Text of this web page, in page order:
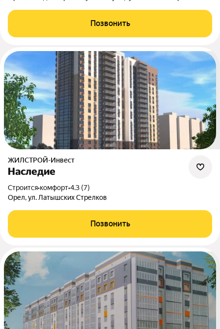
Позвонить
ЖИЛСТРОЙ-Инвест
Наследие
Строится•комфорт•4.3 (7)
Орел, ул. Латышских Стрелков
Позвонить